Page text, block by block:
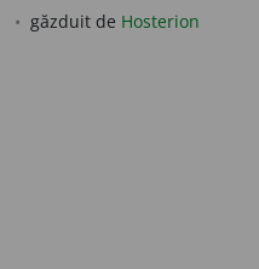
găzduit de Hosterion